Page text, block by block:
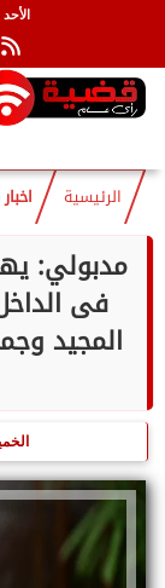
الأحد
الرئيسية
مدبولي:
فى
المجيد